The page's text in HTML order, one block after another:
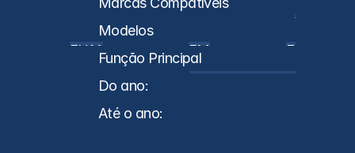
VL
Modelos
FH14
FM FMX
Função Principal
Do ano:
Até o ano: